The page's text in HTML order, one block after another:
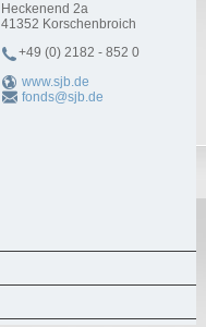
Heckenend 2a
41352 Korschenbroich
+49 (0) 2182 - 852 0
www.sjb.de
fonds@sjb.de